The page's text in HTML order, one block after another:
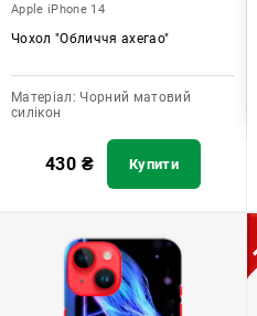
Apple iPhone 14
Чохол "Обличчя ахегао"
Матеріал: Чорний матовий
силікон
430 ₴ Купити